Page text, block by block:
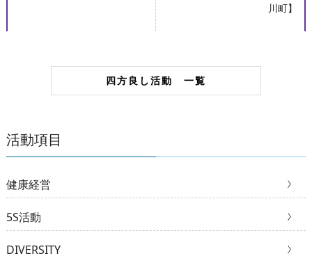
川町】
四方良し活動 一覧
活動項目
健康経営
5S活動
DIVERSITY